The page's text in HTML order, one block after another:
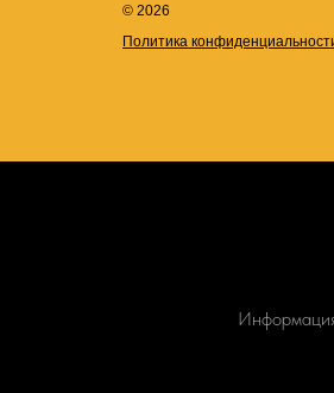
© 2026
Политика